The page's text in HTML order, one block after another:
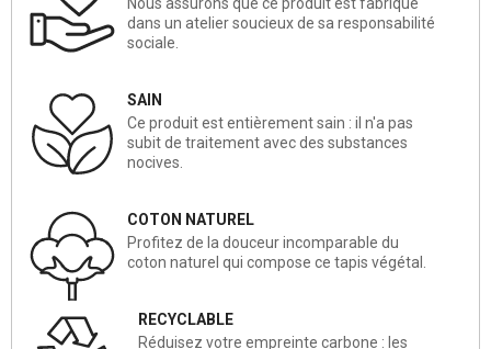
dans un atelier soucieux de sa responsabilité
sociale.
SAIN
Ce produit est entièrement sain : il n'a pas
subit de traitement avec des substances
nocives.
COTON NATUREL
Profitez de la douceur incomparable du
coton naturel qui compose ce tapis végétal.
RECYCLABLE
Réduisez votre empreinte carbone : les